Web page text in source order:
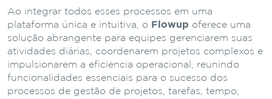
Ao integrar todos esses processos em uma
plataforma única e intuitiva, o Flowup oferece uma
solução abrangente para equipes gerenciarem suas
atividades diárias, coordenarem projetos complexos e
impulsionarem a eficiência operacional, reunindo
funcionalidades essenciais para o sucesso dos
processos de gestão de projetos, tarefas, tempo,